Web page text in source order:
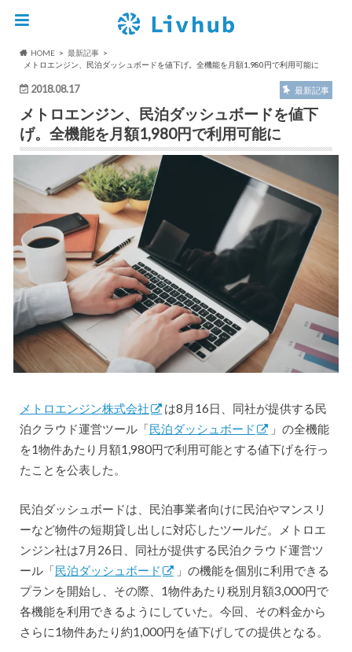
HOME
最新記事
メトロエンジン、民泊ダッシュボードを値下げ。全機能を月額1,980円で利用可能に
2018.08.17 最新記事
メトロエンジン、民泊ダッシュボードを値下
げ。全機能を月額1,980円で利用可能に
メトロエンジン株式会社
は8月16日、同社が提供する民
泊クラウド運営ツール「民泊ダッシュボード
」の全機能
を1物件あたり月額1,980円で利用可能とする値下げを行っ
たことを公表した。
民泊ダッシュボードは、民泊事業者向けに民泊やマンスリ
ーなど物件の短期貸し出しに対応したツールだ。メトロエ
ンジン社は7月26日、同社が提供する民泊クラウド運営ツ
ール「民泊ダッシュボード
」の機能を個別に利用できる
プランを開始し、その際、1物件あたり税別月額3,000円で
各機能を利用できるようにしていた。今回、その料金から
さらに1物件あたり約1,000円を値下げしての提供となる。